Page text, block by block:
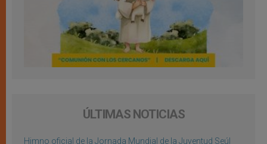
ÚLTIMAS NOTICIAS
Himno oficial de la Jornada Mundial de la Juventud Seúl